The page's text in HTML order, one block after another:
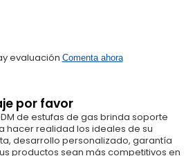
evaluación Comenta ahora
por favor
de estufas de gas brinda soporte
hacer realidad los ideales de su
desarrollo personalizado, garantía
productos sean más competitivos en